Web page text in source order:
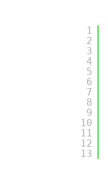
1
2
3
4
5
6
7
8
9
10
11
12
13